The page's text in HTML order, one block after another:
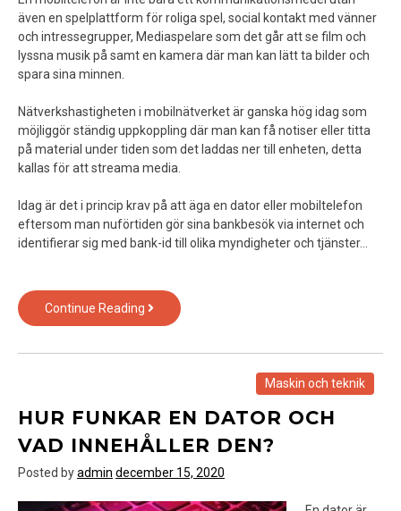
även en spelplattform för roliga spel, social kontakt med vänner
och intressegrupper, Mediaspelare som det går att se film och
lyssna musik på samt en kamera där man kan lätt ta bilder och
spara sina minnen.
Nätverkshastigheten i mobilnätverket är ganska hög idag som
möjliggör ständig uppkoppling där man kan få notiser eller titta
på material under tiden som det laddas ner till enheten, detta
kallas för att streama media.
Idag är det i princip krav på att äga en dator eller mobiltelefon
eftersom man nuförtiden gör sina bankbesök via internet och
identifierar sig med bank-id till olika myndigheter och tjänster…
Continue Reading Dubbeltrubbel
i
Maskin och teknik
HUR FUNKAR EN DATOR OCH
VAD INNEHÅLLER DEN?
Posted byadmin december 15, 2020